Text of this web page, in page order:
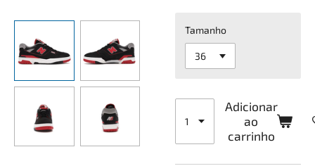
Tamanho
Adicionar
ao
carrinho